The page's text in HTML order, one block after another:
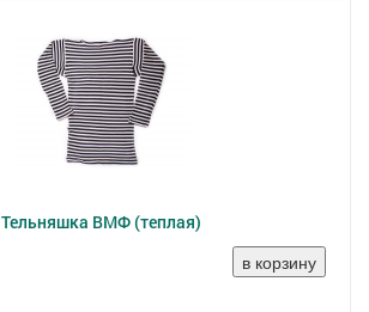
Тельняшка ВМФ (теплая)